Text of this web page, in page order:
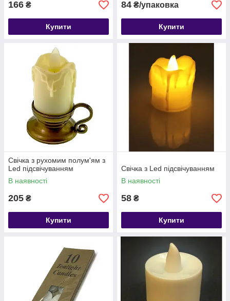
166 ₴
Купити
84 ₴/упаковка
Купити
Свічка з рухомим полум'ям з
Led підсвічуванням
В наявності
205 ₴
Купити
Свічка з Led підсвічуванням
В наявності
58 ₴
Купити